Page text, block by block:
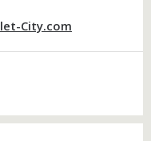
City.com